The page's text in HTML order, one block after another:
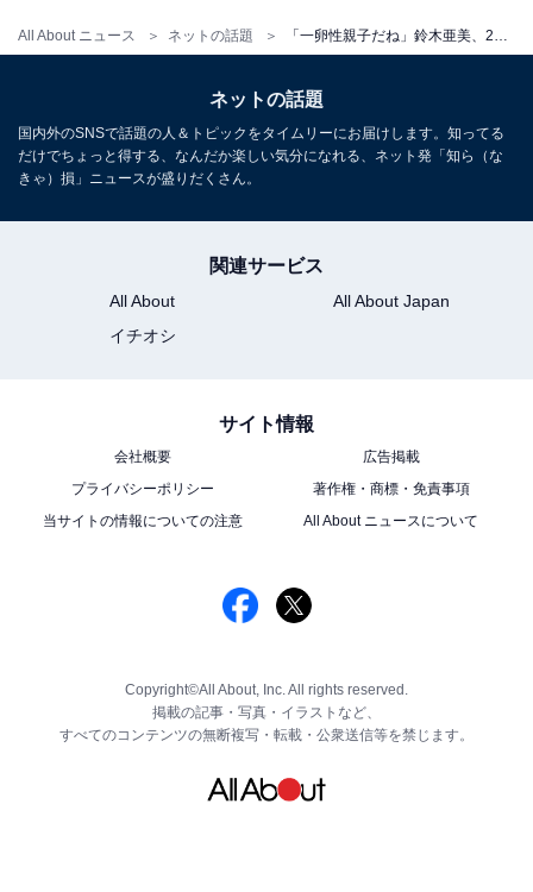
All About ニュース ネットの話題
ネットの話題
国内外のSNSで話題の人＆トピックをタイムリーにお届けします。知ってる
だけでちょっと得する、なんだか楽しい気分になれる、ネット発「知ら（な
きゃ）損」ニュースが盛りだくさん。
関連サービス
All About
All About Japan
イチオシ
サイト情報
会社概要
広告掲載
プライバシーポリシー
著作権・商標・免責事項
当サイトの情報についての注意
All About ニュースについて
Copyright©All About, Inc. All rights reserved.
掲載の記事・写真・イラストなど、
すべてのコンテンツの無断複写・転載・公衆送信等を禁じます。